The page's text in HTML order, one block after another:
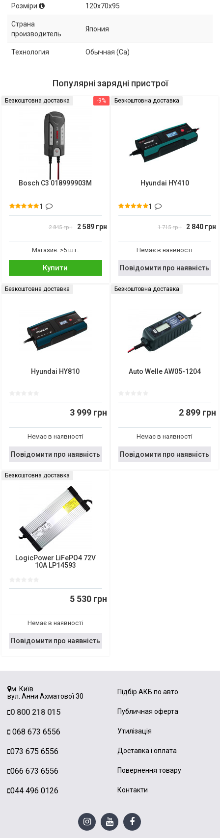
Розміри 120x70x95
Страна
производитель
Япония
Технология Обычная (Ca)
Популярні зарядні пристрої
-9%
Безкоштовна доставка
Bosch C3 018999903M
1
2 845 грн 2 589 грн
Магазин: >5 шт.
Купити
Безкоштовна доставка
Hyundai HY410
1
1 715 грн 2 840 грн
Немає в наявності
Повідомити про наявність
Безкоштовна доставка
Hyundai HY810
3 999 грн
Немає в наявності
Повідомити про наявність
Безкоштовна доставка
Auto Welle AW05-1204
2 899 грн
Немає в наявності
Повідомити про наявність
Безкоштовна доставка
LogicPower LiFePO4 72V
10A LP14593
5 530 грн
Немає в наявності
Повідомити про наявність
м. Київ
вул. Анни Ахматової 30
0 800 218 015
068 673 6556
073 675 6556
066 673 6556
044 496 0126
Підбір АКБ по авто
Публичная оферта
Утилізація
Доставка і оплата
Повернення товару
Контакти